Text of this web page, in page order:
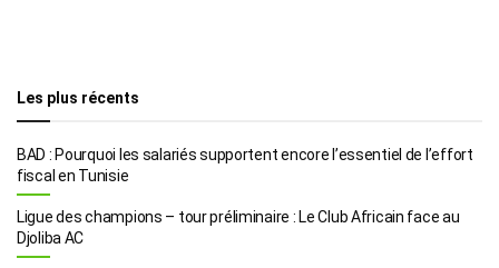
Les plus récents
BAD : Pourquoi les salariés supportent encore l’essentiel de l’effort
fiscal en Tunisie
Ligue des champions – tour préliminaire : Le Club Africain face au
Djoliba AC